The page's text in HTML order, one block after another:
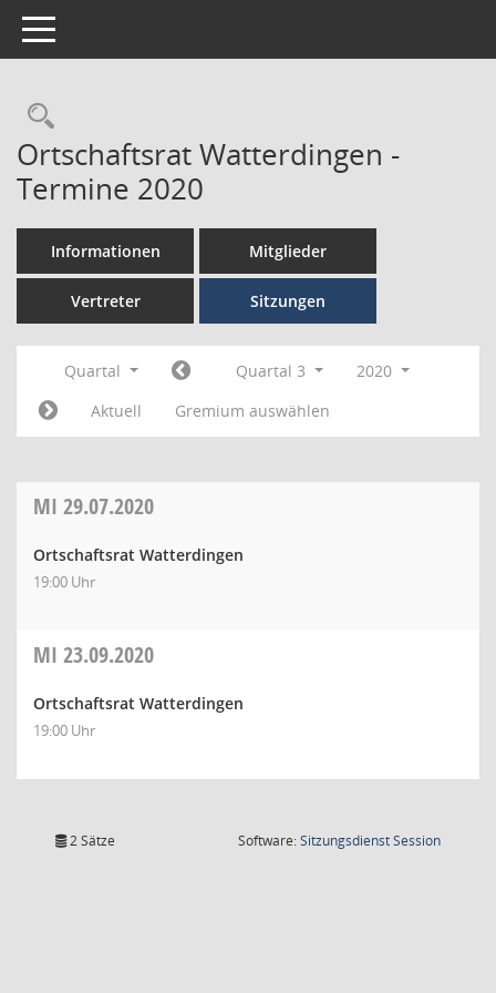
Toggle navigation
Ortschaftsrat Watterdingen -
Termine 2020
Informationen Mitglieder
Vertreter Sitzungen
Quartal Quartal 3
2020
Aktuell
Gremium auswählen
MI 29.07.2020
Ortschaftsrat Watterdingen
19:00 Uhr
MI 23.09.2020
Ortschaftsrat Watterdingen
19:00 Uhr
2 Sätze Software:SitzungsdienstSession(Wird in